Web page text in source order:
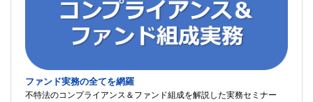
ファンド実務の全てを網羅
不特法のコンプライアンス＆ファンド組成を解説した実務セミナー